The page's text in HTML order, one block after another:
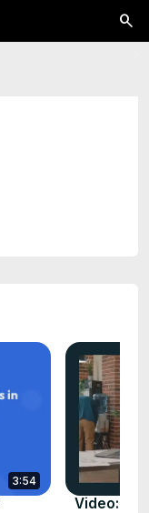
3:54
Video: